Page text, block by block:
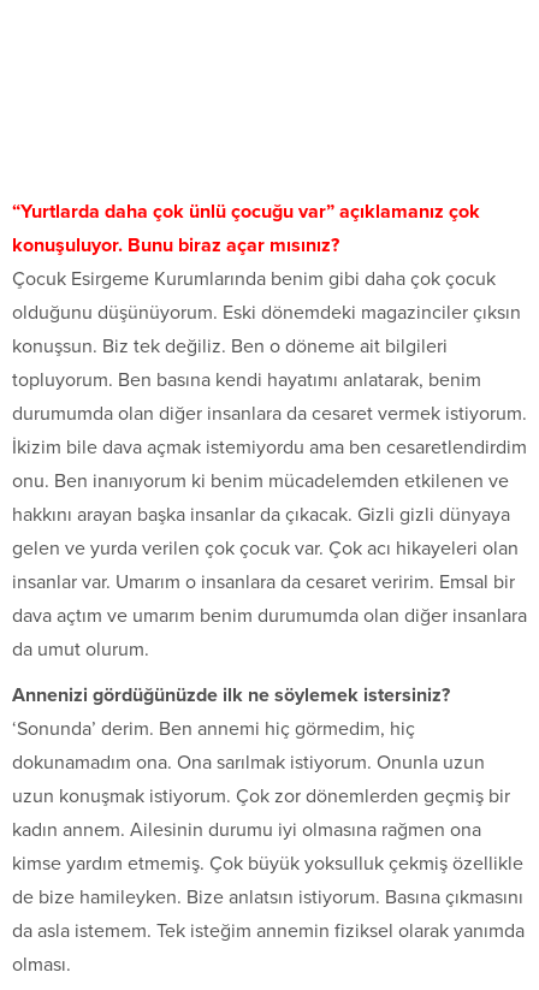
“Yurtlarda daha çok ünlü çocuğu var” açıklamanız çok
konuşuluyor. Bunu biraz açar mısınız?
Çocuk Esirgeme Kurumlarında benim gibi daha çok çocuk
olduğunu düşünüyorum. Eski dönemdeki magazinciler çıksın
konuşsun. Biz tek değiliz. Ben o döneme ait bilgileri
topluyorum. Ben basına kendi hayatımı anlatarak, benim
durumumda olan diğer insanlara da cesaret vermek istiyorum.
İkizim bile dava açmak istemiyordu ama ben cesaretlendirdim
onu. Ben inanıyorum ki benim mücadelemden etkilenen ve
hakkını arayan başka insanlar da çıkacak. Gizli gizli dünyaya
gelen ve yurda verilen çok çocuk var. Çok acı hikayeleri olan
insanlar var. Umarım o insanlara da cesaret veririm. Emsal bir
dava açtım ve umarım benim durumumda olan diğer insanlara
da umut olurum.
Annenizi gördüğünüzde ilk ne söylemek istersiniz?
‘Sonunda’ derim. Ben annemi hiç görmedim, hiç
dokunamadım ona. Ona sarılmak istiyorum. Onunla uzun
uzun konuşmak istiyorum. Çok zor dönemlerden geçmiş bir
kadın annem. Ailesinin durumu iyi olmasına rağmen ona
kimse yardım etmemiş. Çok büyük yoksulluk çekmiş özellikle
de bize hamileyken. Bize anlatsın istiyorum. Basına çıkmasını
da asla istemem. Tek isteğim annemin fiziksel olarak yanımda
olması.